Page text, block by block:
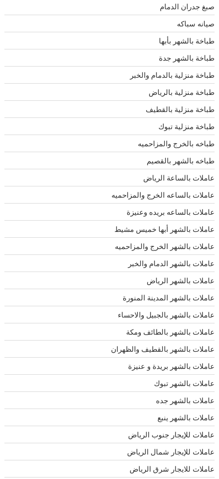
صبغ جدران الدمام
صيانه سباكه
طباخة بالشهر بأبها
طباخة بالشهر جدة
طباخة منزلية بالدمام والخبر
طباخة منزلية بالرياض
طباخة منزلية بالقطيف
طباخة منزلية تبوك
طباخه بالخرج والمزاحميه
طباخه بالشهر بالقصيم
عاملات بالساعة الرياض
عاملات بالساعه الخرج والمزاحميه
عاملات بالساعه بريده وعنيزة
عاملات بالشهر أبها خميس مشيط
عاملات بالشهر الخرج والمزاحميه
عاملات بالشهر الدمام والخبر
عاملات بالشهر الرياض
عاملات بالشهر المدينة المنورة
عاملات بالشهر بالجبيل والاحساء
عاملات بالشهر بالطائف ومكة
عاملات بالشهر بالقطيف والظهران
عاملات بالشهر بريدة و عنيزة
عاملات بالشهر تبوك
عاملات بالشهر جده
عاملات بالشهر ينبع
عاملات للإيجار جنوب الرياض
عاملات للإيجار شمال الرياض
عاملات للايجار شرق الرياض